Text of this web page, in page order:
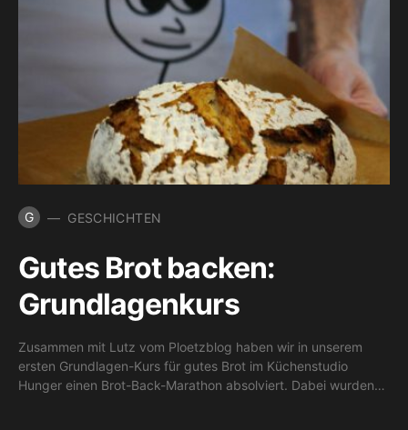
G GESCHICHTEN
Gutes Brot backen:
Grundlagenkurs
Zusammen mit Lutz vom Ploetzblog haben wir in unserem
ersten Grundlagen-Kurs für gutes Brot im Küchenstudio
Hunger einen Brot-Back-Marathon absolviert. Dabei wurden…